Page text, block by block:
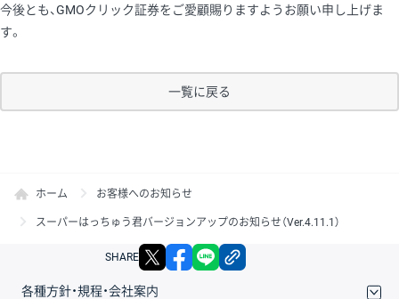
今後とも、GMOクリック証券をご愛顧賜りますようお願い申し上げま
す。
一覧に戻る
ホーム お客様へのお知らせ
スーパーはっちゅう君バージョンアップのお知らせ（Ver.4.11.1）
SHARE X facebook
各種方針・規程・会社案内